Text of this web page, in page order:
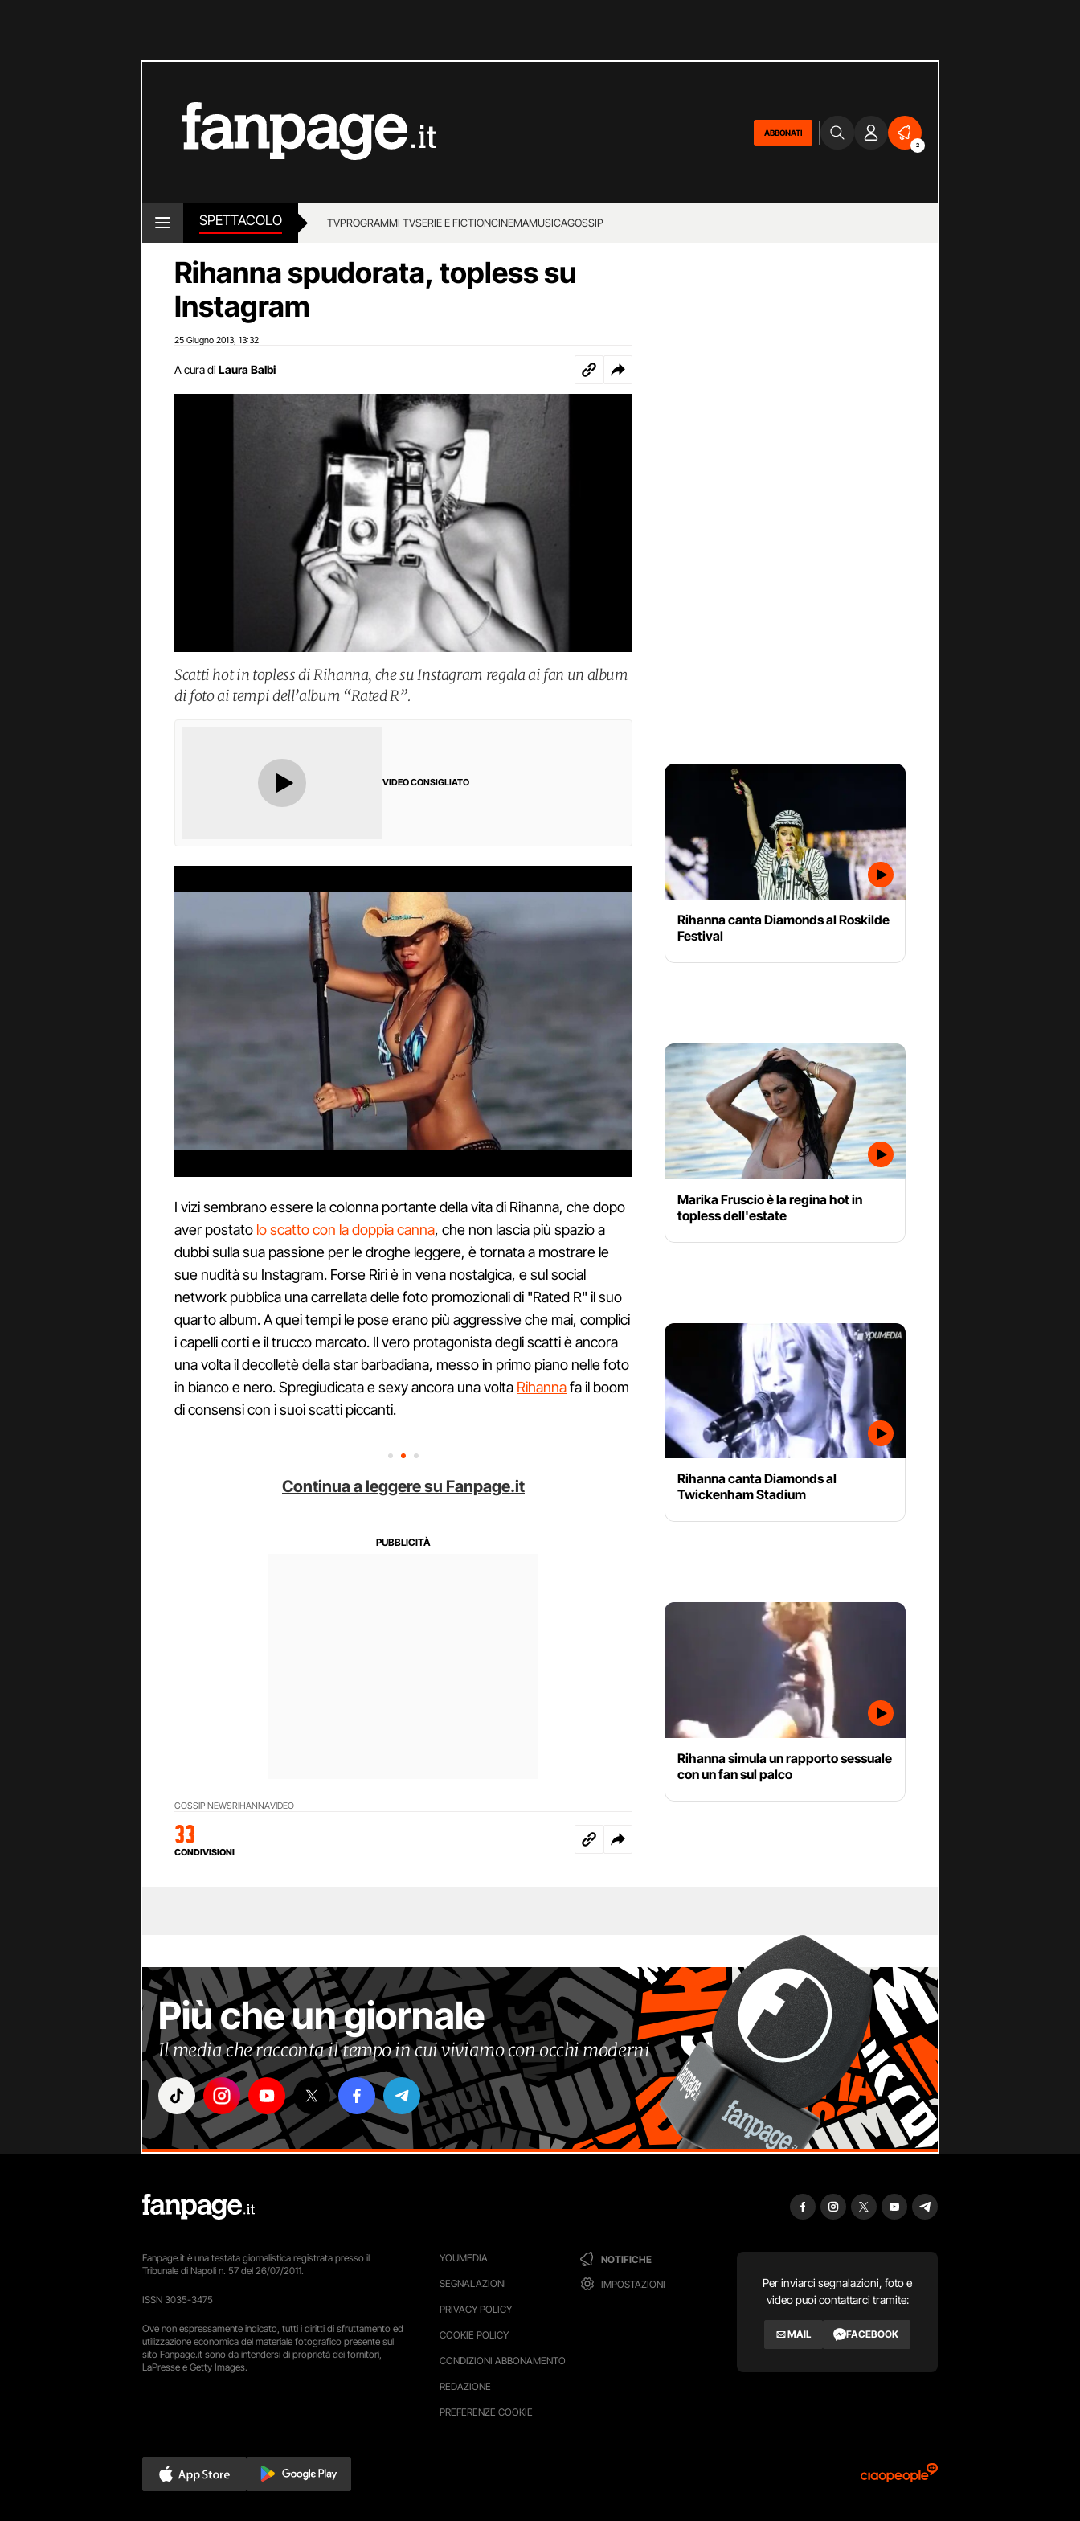
ABBONATI
2
SPETTACOLO TVPROGRAMMI TVSERIE E FICTIONCINEMAMUSICAGOSSIP
Rihanna spudorata, topless su
Instagram
25 Giugno 2013 13:32
A cura di Laura Balbi
Scatti hot in topless di Rihanna, che su Instagram regala ai fan un album
di foto ai tempi dell’album “Rated R”.
VIDEO CONSIGLIATO
I vizi sembrano essere la colonna portante della vita di Rihanna, che dopo
aver postato lo scatto con la doppia canna, che non lascia più spazio a
dubbi sulla sua passione per le droghe leggere, è tornata a mostrare le
sue nudità su Instagram. Forse Riri è in vena nostalgica, e sul social
network pubblica una carrellata delle foto promozionali di "Rated R" il suo
quarto album. A quei tempi le pose erano più aggressive che mai, complici
i capelli corti e il trucco marcato. Il vero protagonista degli scatti è ancora
una volta il decolletè della star barbadiana, messo in primo piano nelle foto
in bianco e nero. Spregiudicata e sexy ancora una volta Rihannafa il boom
di consensi con i suoi scatti piccanti.
Continua a leggere su Fanpage.it
GOSSIP NEWSRIHANNAVIDEO
33
CONDIVISIONI
Rihanna canta Diamonds al Roskilde
Festival
Marika Fruscio è la regina hot in
topless dell'estate
Rihanna canta Diamonds al
Twickenham Stadium
Rihanna simula un rapporto sessuale
con un fan sul palco
Più che un giornale
Il media che racconta il tempo in cui viviamo con occhi moderni
YOUMEDIA
SEGNALAZIONI
PRIVACY POLICY
COOKIE POLICY
CONDIZIONI ABBONAMENTO
REDAZIONE
PREFERENZE COOKIE
NOTIFICHE
IMPOSTAZIONI
Per inviarci segnalazioni, foto e
video puoi contattarci tramite:
MAIL FACEBOOK
Fanpage.it è una testata giornalistica registrata presso il
Tribunale di Napoli n. 57 del 26/07/2011.
ISSN 3035-3475
Ove non espressamente indicato, tutti i diritti di sfruttamento ed
utilizzazione economica del materiale fotografico presente sul
sito Fanpage.it sono da intendersi di proprietà dei fornitori,
LaPresse e Getty Images.